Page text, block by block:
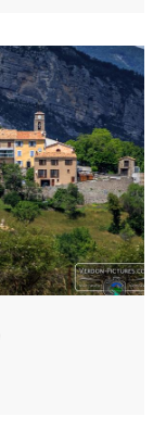
village de
Journées